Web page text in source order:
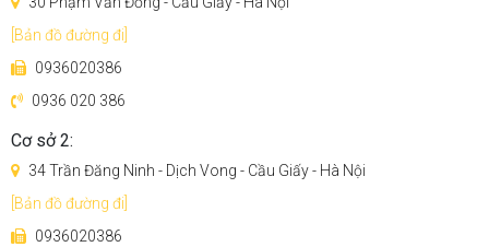
[Bản đồ đường đi]
0936020386
0936 020 386
Cơ sở 2:
34 Trần Đăng Ninh - Dịch Vong - Cầu Giấy - Hà Nội
[Bản đồ đường đi]
0936020386